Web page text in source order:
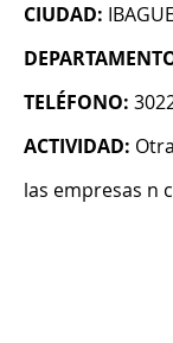
CIUDAD: IBAGUE
TELÉFONO:
ACTIVIDAD:
las empresas n